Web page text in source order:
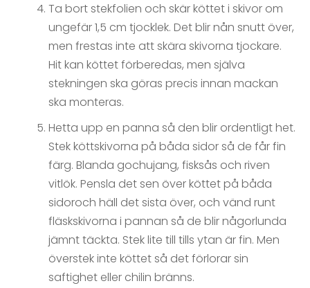
Ta bort stekfolien och skär köttet i skivor om
ungefär 1,5 cm tjocklek. Det blir nån snutt över,
men frestas inte att skära skivorna tjockare.
Hit kan köttet förberedas, men själva
stekningen ska göras precis innan mackan
ska monteras.
Hetta upp en panna så den blir ordentligt het.
Stek köttskivorna på båda sidor så de får fin
färg. Blanda gochujang, fisksås och riven
vitlök. Pensla det sen över köttet på båda
sidoroch häll det sista över, och vänd runt
fläskskivorna i pannan så de blir någorlunda
jämnt täckta. Stek lite till tills ytan är fin. Men
överstek inte köttet så det förlorar sin
saftighet eller chilin bränns.